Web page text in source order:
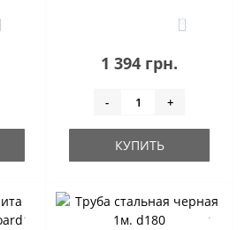
0
1 394 грн.
- +
КУПИТЬ